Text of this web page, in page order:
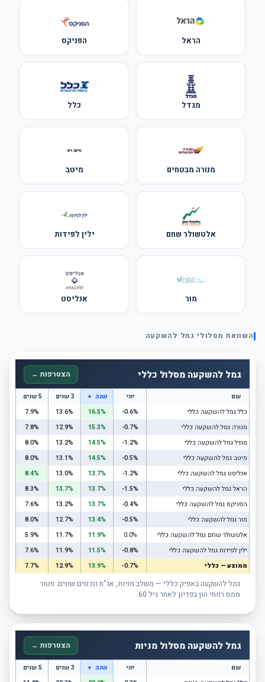
הראל הפניקס
מגדל כלל
מנורה מבטחים מיטב
אלטשולר שחם ילין לפידות
מור אנליסט
השוואת מסלולי גמל להשקעה
גמל להשקעה מסלול כללי הצטרפות ←
שם יוני שנה ▼ 3 שנים
5 שנים
כלל גמל להשקעה כללי
-0.6%
16.5%
13.6%
7.9%
מנורה גמל להשקעה כללי
-0.7%
15.3%
12.9%
7.8%
מגדל גמל להשקעה כללי
-1.2%
14.5%
13.2%
8.0%
מיטב גמל להשקעה כללי
-0.5%
14.5%
13.1%
8.0%
אנליסט גמל להשקעה כללי
-1.2%
13.7%
13.0%
8.4%
הראל גמל להשקעה כללי
-1.5%
13.7%
13.7%
8.3%
הפניקס גמל להשקעה כללי
-0.4%
13.7%
13.2%
7.6%
מור גמל להשקעה כללי
-0.5%
13.4%
12.7%
8.0%
אלטשולר שחם גמל להשקעה כללי
0.0%
11.9%
11.7%
5.9%
ילין לפידות גמל להשקעה כללי
-0.8%
11.5%
11.9%
7.6%
ממוצע — כללי
-0.7%
13.9%
12.9%
7.7%
גמל להשקעה באפיק כללי — משלב מניות, אג"ח ונכסים שונים. פטור
ממס רווחי הון בפדיון לאחר גיל 60.
גמל להשקעה מסלול מניות הצטרפות ←
שם יוני שנה ▼ 3 שנים
5 שנים